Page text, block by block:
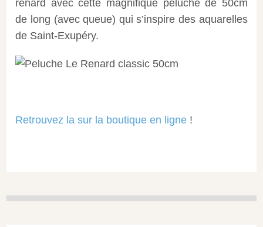
renard avec cette magnifique peluche de 50cm
de long (avec queue) qui s’inspire des aquarelles
de Saint-Exupéry.
Retrouvez la sur la boutique en ligne !